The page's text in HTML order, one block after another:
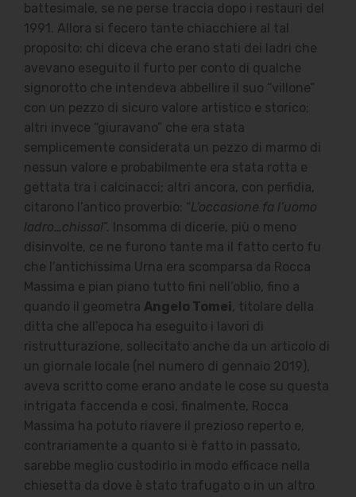
battesimale, se ne perse traccia dopo i restauri del
1991. Allora si fecero tante chiacchiere al tal
proposito: chi diceva che erano stati dei ladri che
avevano eseguito il furto per conto di qualche
signorotto che intendeva abbellire il suo “villone”
con un pezzo di sicuro valore artistico e storico;
altri invece “giuravano” che era stata
semplicemente considerata un pezzo di marmo di
nessun valore e probabilmente era stata rotta e
gettata tra i calcinacci; altri ancora, con perfidia,
citarono l’antico proverbio: “L’occasione fa l’uomo
ladro…chissa!”. Insomma di dicerie, più o meno
disinvolte, ce ne furono tante ma il fatto certo fu
che l’antichissima Urna era scomparsa da Rocca
Massima e pian piano tutto finì nell’oblio, fino a
quando il geometra Angelo Tomei, titolare della
ditta che all’epoca ha eseguito i lavori di
ristrutturazione, sollecitato anche da un articolo di
un giornale locale (nel numero di gennaio 2019),
aveva scritto come erano andate le cose su questa
intrigata faccenda e così, finalmente, Rocca
Massima ha potuto riavere il prezioso reperto e,
contrariamente a quanto si è fatto in passato,
sarebbe meglio custodirlo in modo efficace nella
chiesetta da dove è stato trafugato o in un altro